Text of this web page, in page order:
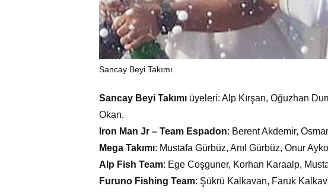
Sancay Beyi Takımı
Sancay Beyi Takımı üyeleri: Alp Kırşan, Oğuzhan
Okan.
Iron Man Jr – Team Espadon: Berent Akdemir,
Mega Takımı: Mustafa Gürbüz, Anıl Gürbüz, Onur
Alp Fish Team: Ege Coşguner, Korhan Karaalp,
Furuno Fishing Team: Şükrü Kalkavan, Faruk